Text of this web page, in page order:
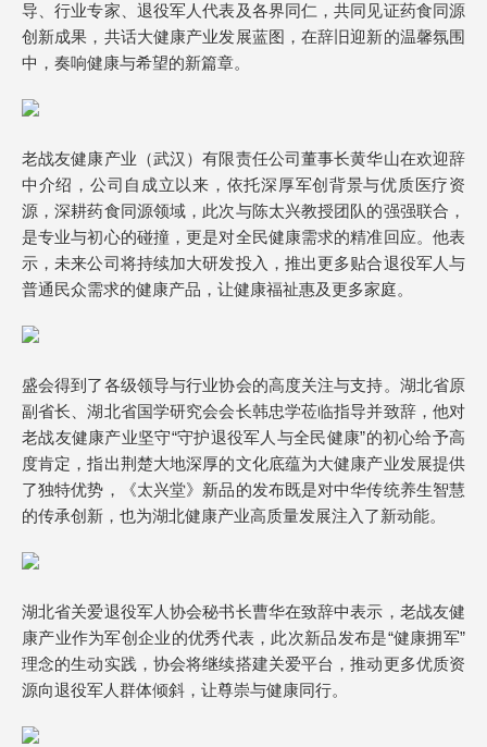
导、行业专家、退役军人代表及各界同仁，共同见证药食同源
创新成果，共话大健康产业发展蓝图，在辞旧迎新的温馨氛围
中，奏响健康与希望的新篇章。
老战友健康产业（武汉）有限责任公司董事长黄华山在欢迎辞
中介绍，公司自成立以来，依托深厚军创背景与优质医疗资
源，深耕药食同源领域，此次与陈太兴教授团队的强强联合，
是专业与初心的碰撞，更是对全民健康需求的精准回应。他表
示，未来公司将持续加大研发投入，推出更多贴合退役军人与
普通民众需求的健康产品，让健康福祉惠及更多家庭。
盛会得到了各级领导与行业协会的高度关注与支持。湖北省原
副省长、湖北省国学研究会会长韩忠学莅临指导并致辞，他对
老战友健康产业坚守“守护退役军人与全民健康”的初心给予高
度肯定，指出荆楚大地深厚的文化底蕴为大健康产业发展提供
了独特优势，《太兴堂》新品的发布既是对中华传统养生智慧
的传承创新，也为湖北健康产业高质量发展注入了新动能。
湖北省关爱退役军人协会秘书长曹华在致辞中表示，老战友健
康产业作为军创企业的优秀代表，此次新品发布是“健康拥军”
理念的生动实践，协会将继续搭建关爱平台，推动更多优质资
源向退役军人群体倾斜，让尊崇与健康同行。